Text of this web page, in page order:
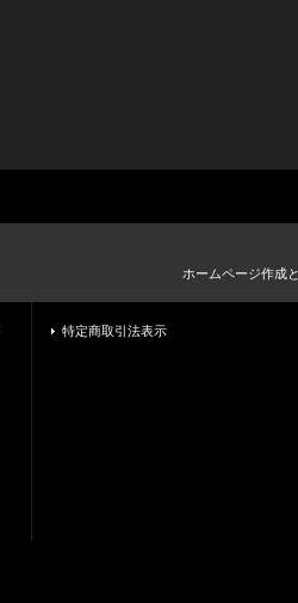
ホームページ作成
特定商取引法表示